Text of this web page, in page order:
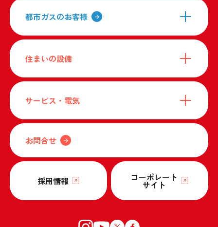
都市ガスのお客様
住まいの設備
サービス・電気
お問合せ
採用情報 コーポレート
サイト